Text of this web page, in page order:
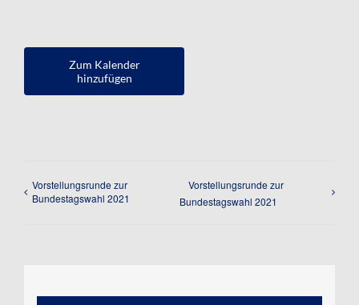
Zum Kalender
hinzufügen
Vorstellungsrunde zur
Bundestagswahl 2021
Vorstellungsrunde zur
Bundestagswahl 2021